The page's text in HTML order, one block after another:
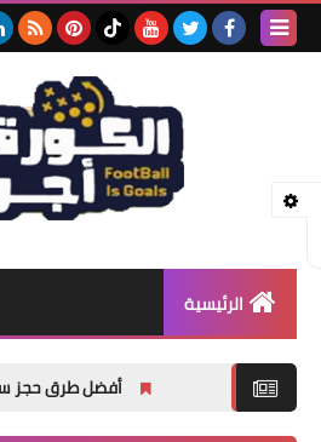
الرئيسية
أفضل طرق حجز سطحة الرياض